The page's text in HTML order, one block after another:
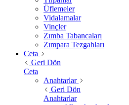
Üflemeler
Vidalamalar
Vinçler
Zımba Tabancaları
Zımpara Tezgahları
Ceta
Geri Dön
Ceta
Anahtarlar
Geri Dön
Anahtarlar